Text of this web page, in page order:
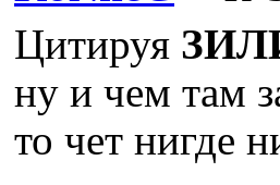
Цитируя
ну и чем там
то чет нигде